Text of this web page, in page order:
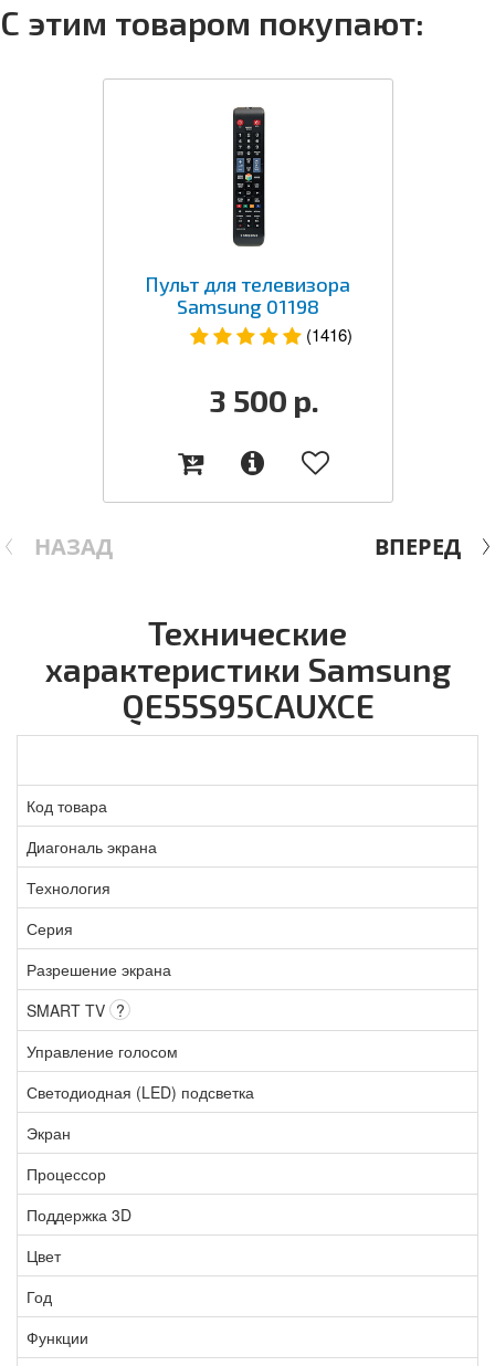
С этим товаром покупают:
НАЗАД
Пульт для телевизора
Samsung 01198
(1416)
3 500 р.
ВПЕРЕД
Технические
характеристики Samsung
QE55S95CAUXCE
Код товара
Диагональ экрана
Технология
Серия
Разрешение экрана
SMART TV ?
Управление голосом
Светодиодная (LED) подсветка
Экран
Процессор
Поддержка 3D
Цвет
Год
Функции